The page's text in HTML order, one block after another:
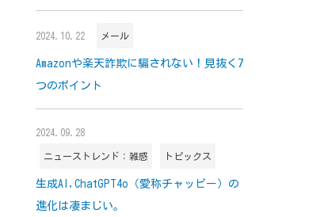
2024.10.22 メール
Amazonや楽天詐欺に騙されない！見抜く7
つのポイント
2024.09.28
ニューストレンド：雑感 トピックス
生成AI,ChatGPT4o（愛称チャッピー）の
進化は凄まじい。